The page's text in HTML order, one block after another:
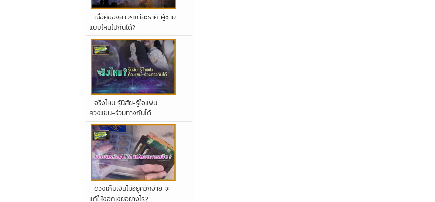
เนื้อคู่ของสาวๆแต่ละราศี ผู้ชาย
แบบไหนไปกันได้?
จริงไหม รู้นิสัย-รู้ใจแฟน
ควงแขน-ร่วมทางกันได้
ดวงเก็บเงินไม่อยู่ควักง่าย จะ
แก้ให้งอกเงยอย่างไร?